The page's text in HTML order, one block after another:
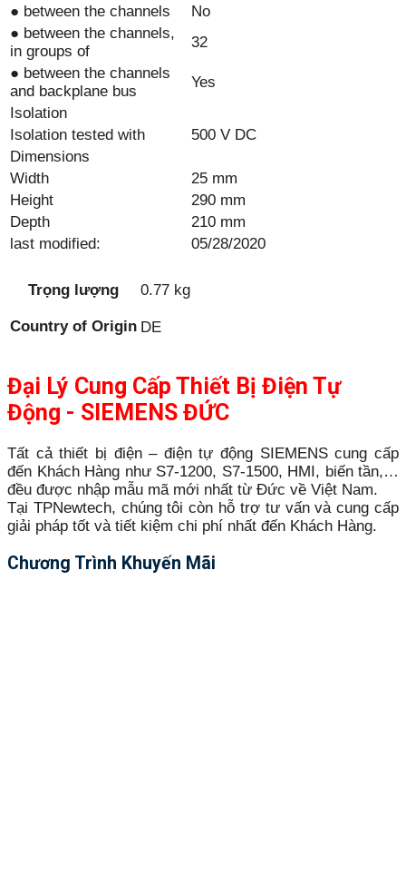
● between the channels
No
● between the channels,
in groups of
32
● between the channels
and backplane bus
Yes
Isolation
Isolation tested with
500 V DC
Dimensions
Width
25 mm
Height
290 mm
Depth
210 mm
last modified:
05/28/2020
Trọng lượng 0.77 kg
Country of Origin DE
Đại Lý Cung Cấp Thiết Bị Điện Tự
Động - SIEMENS ĐỨC
Tất cả thiết bị điện – điện tự động SIEMENS cung cấp
đến Khách Hàng như S7-1200, S7-1500, HMI, biến tần,…
đều được nhập mẫu mã mới nhất từ Đức về Việt Nam.
Tại TPNewtech, chúng tôi còn hỗ trợ tư vấn và cung cấp
giải pháp tốt và tiết kiệm chi phí nhất đến Khách Hàng.
Chương Trình Khuyến Mãi